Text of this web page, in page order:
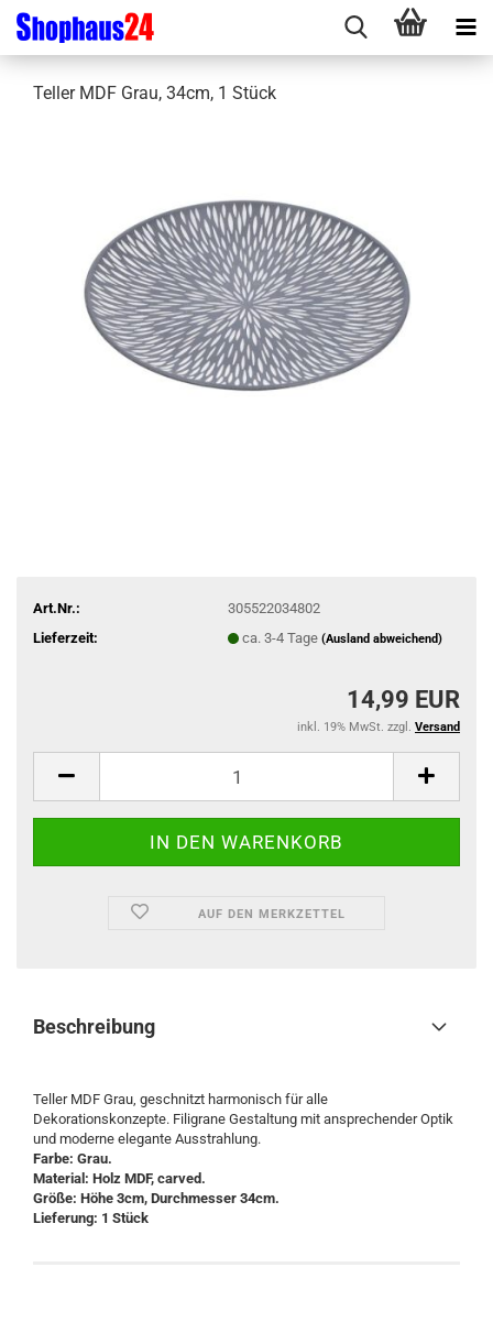
Teller MDF Grau, 34cm, 1 Stück
Art.Nr.:
305522034802
Lieferzeit:
ca. 3-4 Tage (Ausland abweichend)
14,99 EUR
inkl. 19% MwSt. zzgl. Versand
AUF DEN MERKZETTEL
Beschreibung
Teller MDF Grau, geschnitzt harmonisch für alle
Dekorationskonzepte. Filigrane Gestaltung mit ansprechender Optik
und moderne elegante Ausstrahlung.
Farbe: Grau.
Material: Holz MDF, carved.
Größe: Höhe 3cm, Durchmesser 34cm.
Lieferung: 1 Stück